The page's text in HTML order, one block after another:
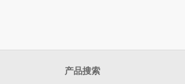
产品搜索